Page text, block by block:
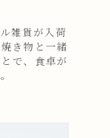
雑貨が入荷
き物と一緒
で、食卓が